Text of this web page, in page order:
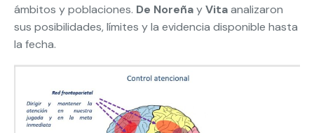
ámbitos y poblaciones. De NoreñayVitaanalizaron
sus posibilidades, límites y la evidencia disponible hasta
la fecha.